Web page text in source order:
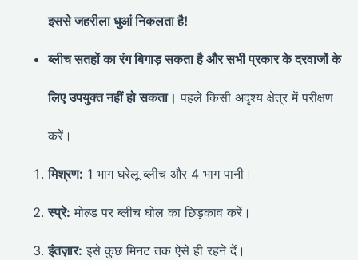
इससे जहरीला धुआं निकलता है!
ब्लीच सतहों का रंग बिगाड़ सकता है और सभी प्रकार के दरवाजों के
लिए उपयुक्त नहीं हो सकता। पहले किसी अदृश्य क्षेत्र में परीक्षण
करें।
मिश्रण: 1 भाग घरेलू ब्लीच और 4 भाग पानी।
स्प्रे: मोल्ड पर ब्लीच घोल का छिड़काव करें।
इंतज़ार: इसे कुछ मिनट तक ऐसे ही रहने दें।